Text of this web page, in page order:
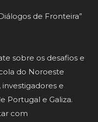
de Fronteira”
sobre os desafios e
do Noroeste
e
Portugal e Galiza.
com